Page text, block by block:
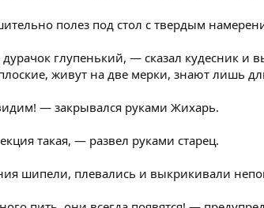
полез под стол с твердым
глупенький, — сказал кудесник и
живут на две мерки, знают лишь
— закрывался руками Жихарь.
такая, — развел руками старец.
шипели, плевались и выкрикивали